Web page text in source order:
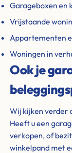
Garageboxen en
Vrijstaande
Appartementen
Woningen in
Ook je
Wij kijken verder
Heeft u een
verkopen, of
winkelpand met